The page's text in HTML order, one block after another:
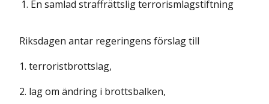
1. En samlad straffrättslig terrorismlagstiftning
Riksdagen antar regeringens förslag till
1. terroristbrottslag,
2. lag om ändring i brottsbalken,